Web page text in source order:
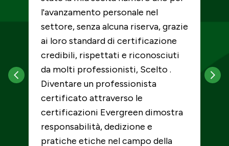
l'avanzamento personale nel
settore, senza alcuna riserva, grazie
ai loro standard di certificazione
credibili, rispettati e riconosciuti
da molti professionisti, Scelto .
Diventare un professionista
certificato attraverso le
certificazioni Evergreen dimostra
responsabilità, dedizione e
pratiche etiche nel campo della